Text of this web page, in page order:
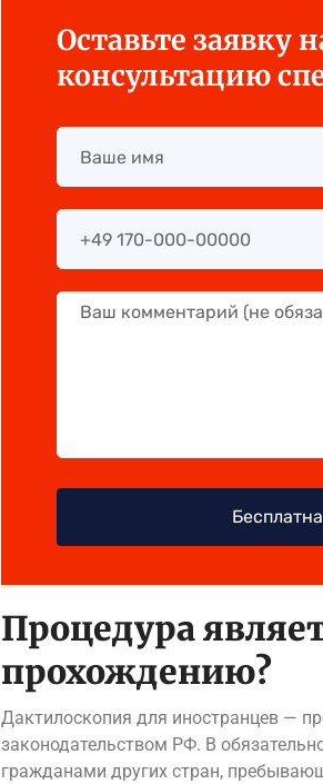
Оставьте заявку
консультацию
Процедура
прохождению?
Дактилоскопия для иностранцев —
законодательством РФ. В
гражданами других стран,